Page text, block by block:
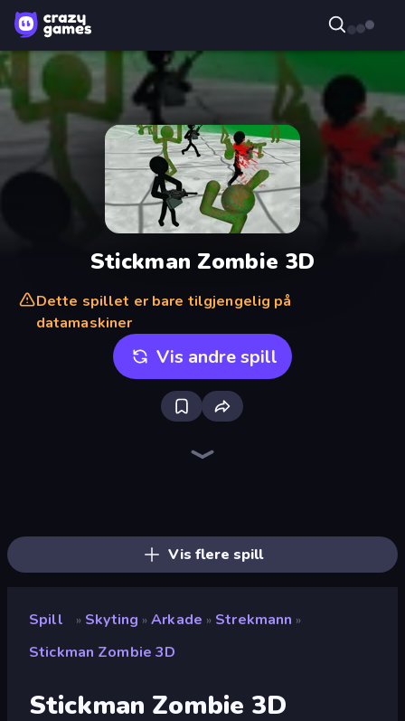
Stickman Zombie 3D
Dette spillet er bare tilgjengelig på
datamaskiner
Vis andre spill
Vis flere spill
Spill » Skyting » Arkade » Strekmann »
Stickman Zombie 3D
Stickman Zombie 3D